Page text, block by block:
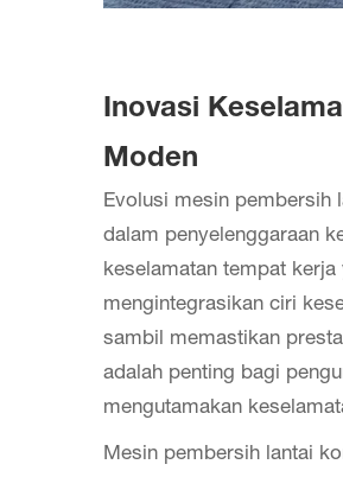
Inovasi
Moden
Evolusi mesin pembersih
dalam penyelenggaraan
keselamatan tempat
mengintegrasikan ciri
sambil memastikan
adalah penting bagi
mengutamakan
Mesin pembersih lantai